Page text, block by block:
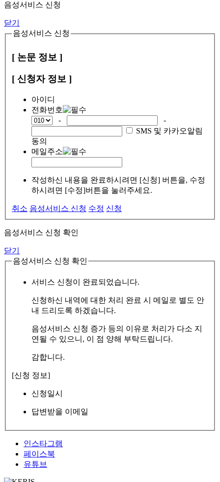
음성서비스 신청
닫기
음성서비스 신청
[ 논문 정보 ]
[ 신청자 정보 ]
아이디
전화번호
-
-
SMS 및 카카오알림
동의
메일주소
작성하신 내용을 완료하시려면 [신청] 버튼을, 수정
하시려면 [수정]버튼을 눌러주세요.
취소 음성서비스 신청 수정 신청
음성서비스 신청 확인
닫기
음성서비스 신청 확인
서비스 신청이 완료되었습니다.
신청하신 내역에 대한 처리 완료 시 메일로 별도 안
내 드리도록 하겠습니다.
음성서비스 신청 증가 등의 이유로 처리가 다소 지
연될 수 있으니, 이 점 양해 부탁드립니다.
감합니다.
[신청 정보]
신청일시
답변받을 이메일
인스타그램
페이스북
유튜브